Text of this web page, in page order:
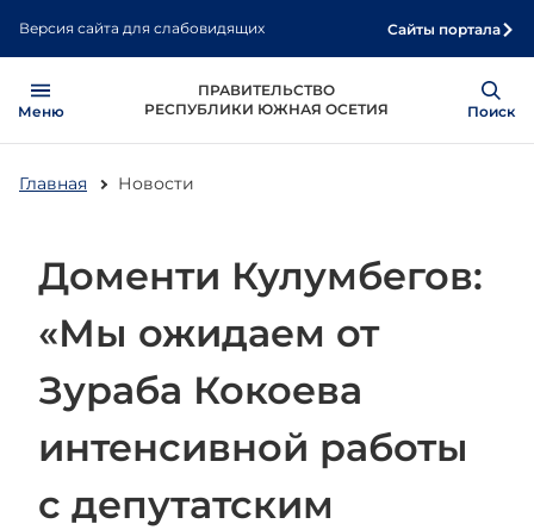
содержанию
Версия сайта для слабовидящих Сайты портала
ПРАВИТЕЛЬСТВО
РЕСПУБЛИКИ ЮЖНАЯ ОСЕТИЯ
Меню
Show
Поиск
Главная Новости
Доменти Кулумбегов:
«Мы ожидаем от
Зураба Кокоева
интенсивной работы
с депутатским